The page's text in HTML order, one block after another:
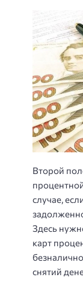
Второй
случае,
Здесь
карт
снятий